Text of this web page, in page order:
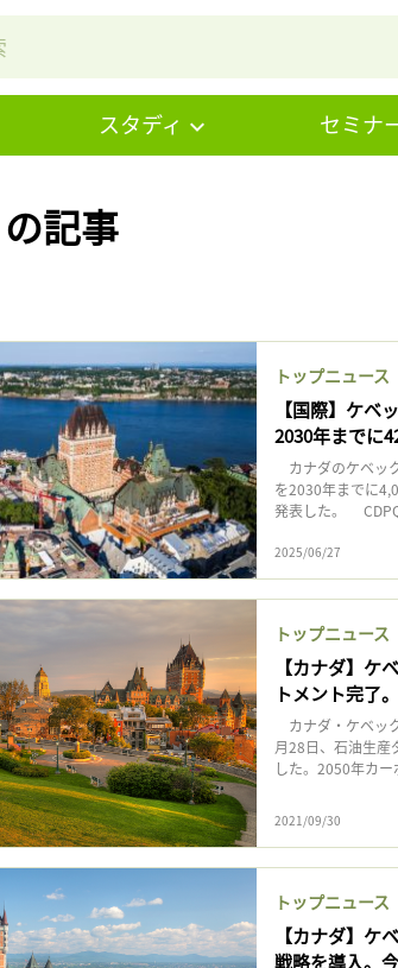
スタディ セミナ
記事
トップニュース
【国際】ケベ
2030年までに
カナダのケベッ
を2030年までに
発表した。 CDPQ
2025/06/27
トップニュース
【カナダ】ケ
トメント完了
カナダ・ケベッ
月28日、石油生産
した。2050年カ
2021/09/30
トップニュース
【カナダ】ケ
戦略を導入。